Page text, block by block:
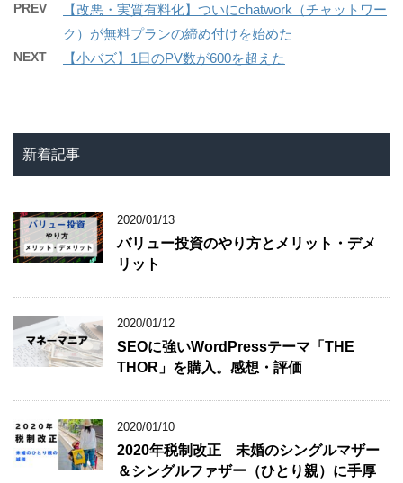
PREV
【改悪・実質有料化】ついにchatwork（チャットワー
ク）が無料プランの締め付けを始めた
NEXT 【小バズ】1日のPV数が600を超えた
新着記事
2020/01/13
バリュー投資のやり方とメリット・デメ
リット
2020/01/12
SEOに強いWordPressテーマ「THE
THOR」を購入。感想・評価
2020/01/10
2020年税制改正 未婚のシングルマザー
＆シングルファザー（ひとり親）に手厚